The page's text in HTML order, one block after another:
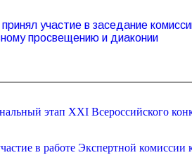
участие в заседание
просвещению и диаконии
этап XXI Всероссийского
в работе Экспертной